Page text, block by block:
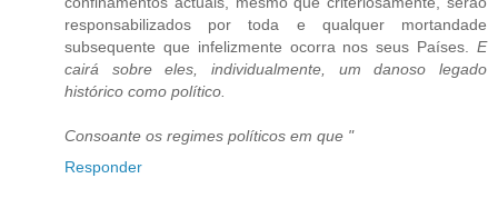
responsabilizados por toda e qualquer mortandade
subsequente que infelizmente ocorra nos seus Países. E
cairá sobre eles, individualmente, um danoso legado
histórico como político.
Consoante os regimes políticos em que "
Responder